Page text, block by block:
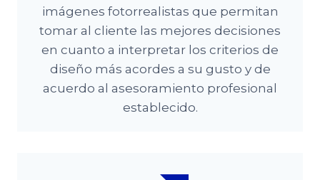
imágenes fotorrealistas que permitan
tomar al cliente las mejores decisiones
en cuanto a interpretar los criterios de
diseño más acordes a su gusto y de
acuerdo al asesoramiento profesional
establecido.